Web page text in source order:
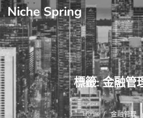
Skip
to
content
Niche Spring
標籤:金融管
Home 金融管理